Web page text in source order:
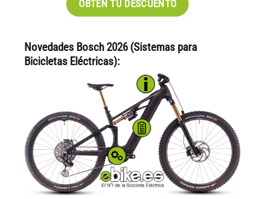
OBTÉN TU DESCUENTO
Novedades Bosch 2026 (Sistemas para
Bicicletas Eléctricas):